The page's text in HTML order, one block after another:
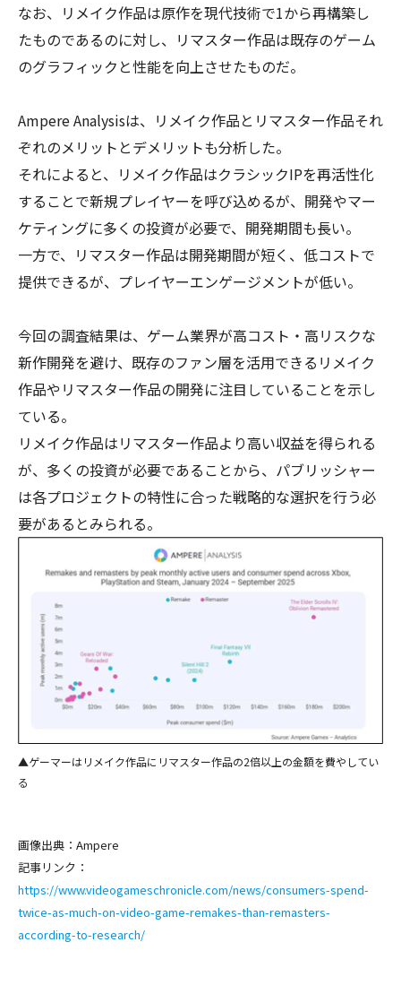
なお、リメイク作品は原作を現代技術で1から再構築し
たものであるのに対し、リマスター作品は既存のゲーム
のグラフィックと性能を向上させたものだ。
Ampere Analysisは、リメイク作品とリマスター作品それ
ぞれのメリットとデメリットも分析した。
それによると、リメイク作品はクラシックIPを再活性化
することで新規プレイヤーを呼び込めるが、開発やマー
ケティングに多くの投資が必要で、開発期間も長い。
一方で、リマスター作品は開発期間が短く、低コストで
提供できるが、プレイヤーエンゲージメントが低い。
今回の調査結果は、ゲーム業界が高コスト・高リスクな
新作開発を避け、既存のファン層を活用できるリメイク
作品やリマスター作品の開発に注目していることを示し
ている。
リメイク作品はリマスター作品より高い収益を得られる
が、多くの投資が必要であることから、パブリッシャー
は各プロジェクトの特性に合った戦略的な選択を行う必
要があるとみられる。
▲ゲーマーはリメイク作品にリマスター作品の2倍以上の金額を費やしてい
る
画像出典：Ampere
記事リンク：
https://www.videogameschronicle.com/news/consumers-spend-
twice-as-much-on-video-game-remakes-than-remasters-
according-to-research/